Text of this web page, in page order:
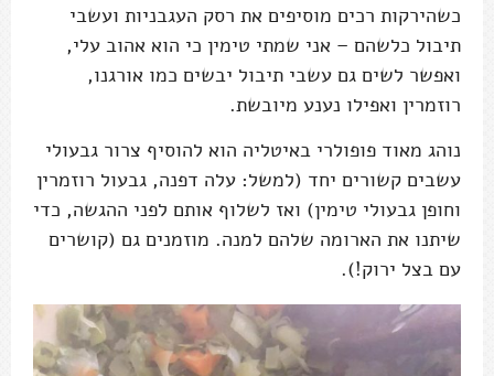
כשהירקות רכים מוסיפים את רסק העגבניות ועשבי
תיבול כלשהם – אני שמתי טימין כי הוא אהוב עלי,
ואפשר לשים גם עשבי תיבול יבשים כמו אורגנו,
רוזמרין ואפילו נענע מיובשת.
נוהג מאוד פופולרי באיטליה הוא להוסיף צרור גבעולי
עשבים קשורים יחד (למשל: עלה דפנה, גבעול רוזמרין
וחופן גבעולי טימין) ואז לשלוף אותם לפני ההגשה, כדי
שיתנו את הארומה שלהם למנה. מוזמנים גם (קושרים
עם בצל ירוק!).